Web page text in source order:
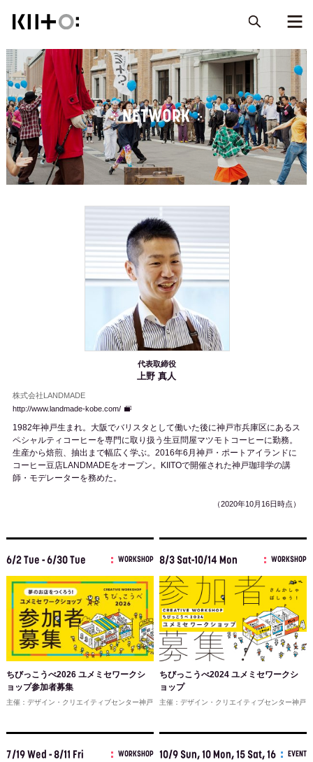
NETWORK
代表取締役
上野 真人
株式会社LANDMADE
http://www.landmade-kobe.com/
1982年神戸生まれ。大阪でバリスタとして働いた後に神戸市兵庫区にあるス
ペシャルティコーヒーを専門に取り扱う生豆問屋マツモトコーヒーに勤務。
生産から焙煎、抽出まで幅広く学ぶ。2016年6月神戸・ポートアイランドに
コーヒー豆店LANDMADEをオープン。KIITOで開催された神戸珈琲学の講
師・モデレーターを務めた。
（2020年10月16日時点）
6/2 Tue - 6/30 Tue WORKSHOP
ちびっこうべ2026 ユメミセワークシ
ョップ参加者募集
主催：デザイン・クリエイティブセンター神戸
8/3 Sat-10/14 Mon WORKSHOP
ちびっこうべ2024 ユメミセワークシ
ョップ
主催：デザイン・クリエイティブセンター神戸
7/19 Wed - 8/11 Fri WORKSHOP
10/9 Sun, 10 Mon, 15 Sat, 16
EVENT